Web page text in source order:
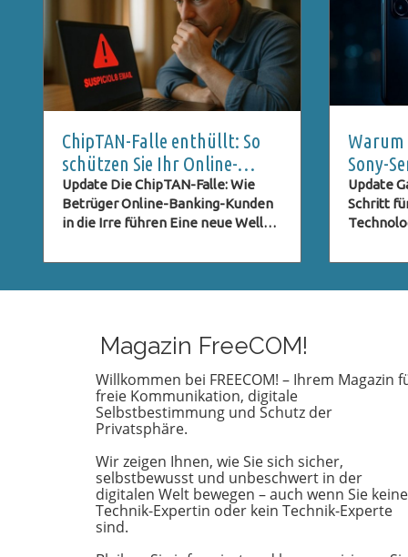
ChipTAN-Falle enthüllt: So
schützen Sie Ihr Online-
Banking
Update Die ChipTAN-Falle: Wie
Betrüger Online-Banking-Kunden
in die Irre führen Eine neue Welle
derzeit die Kunden der Sparkassen.
Daten zu gelangen. In diesem Fall
wird ein angebliches ChipTAN-
Update als Aufhänger genutzt, um
unsuspecting Kunden auf eine
gefälschte Website zu locken.
Diese Vorgehensweise ist nicht
neu, doch die perfiden Methoden
der Betrüger entwickeln sich
ständig weiter, und es ist
entscheidend, über die neuesten
Entwicklungen informiert zu sein.
Warum
Sony-
Galaxy
Update
Schritt
einen
Branche
anstelle
sondern
in der
Magazin FreeCOM!
Willkommen bei FREECOM! – Ihrem Magazin
freie Kommunikation, digitale
Selbstbestimmung und Schutz der
Privatsphäre.
Wir zeigen Ihnen, wie Sie sich sicher,
selbstbewusst und unbeschwert in der
digitalen Welt bewegen – auch wenn Sie keine
Technik-Expertin oder kein Technik-Experte
sind.